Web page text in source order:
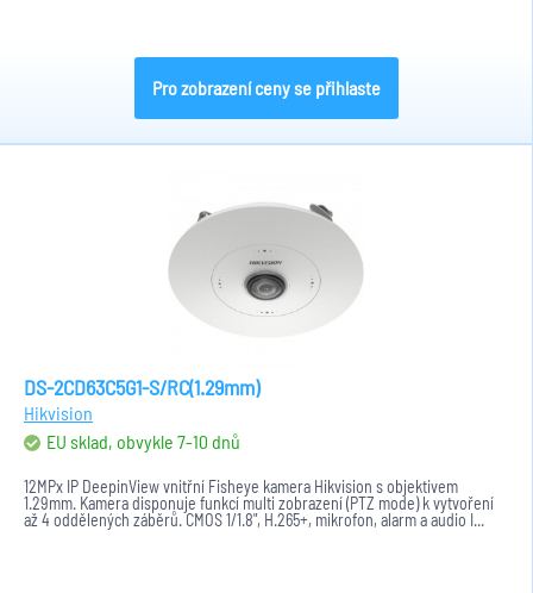
Pro zobrazení ceny se přihlaste
DS-2CD63C5G1-S/RC(1.29mm)
Hikvision
EU sklad, obvykle 7-10 dnů
12MPx IP DeepinView vnitřní Fisheye kamera Hikvision s objektivem
1.29mm. Kamera disponuje funkcí multi zobrazení (PTZ mode) k vytvoření
až 4 oddělených záběrů. CMOS 1/1.8", H.265+, mikrofon, alarm a audio I...